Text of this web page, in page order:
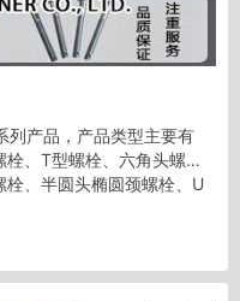
、T型螺栓、六角头螺
、半圆头椭圆颈螺栓、U